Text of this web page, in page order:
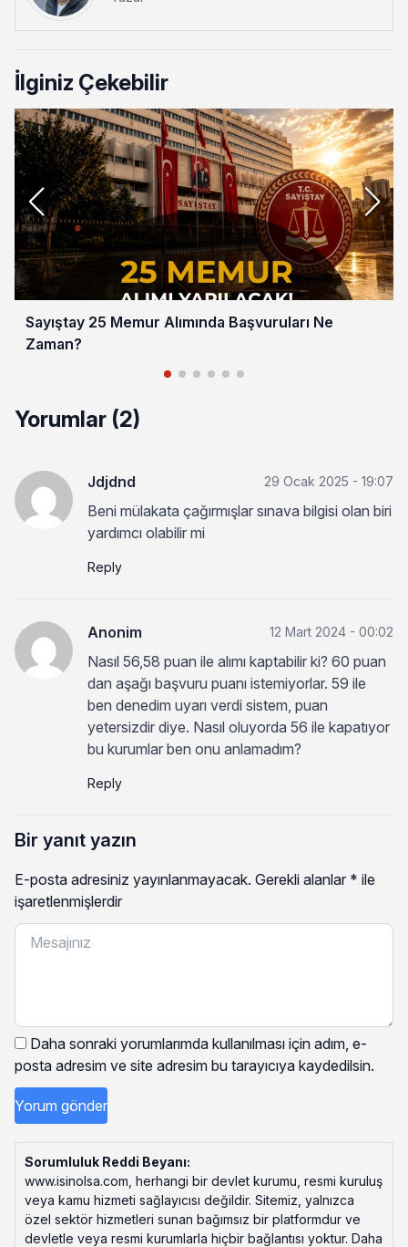
İlginiz Çekebilir
Sayıştay 25 Memur Alımında Başvuruları Ne
Zaman?
Yorumlar (2)
Jdjdnd 29 Ocak 2025 - 19:07
Beni mülakata çağırmışlar sınava bilgisi olan biri
yardımcı olabilir mi
Reply
Anonim 12 Mart 2024 - 00:02
Nasıl 56,58 puan ile alımı kaptabilir ki? 60 puan
dan aşağı başvuru puanı istemiyorlar. 59 ile
ben denedim uyarı verdi sistem, puan
yetersizdir diye. Nasıl oluyorda 56 ile kapatıyor
bu kurumlar ben onu anlamadım?
Reply
Bir yanıt yazın
E-posta adresiniz yayınlanmayacak. Gerekli alanlar * ile
işaretlenmişlerdir
Daha sonraki yorumlarımda kullanılması için adım, e-
posta adresim ve site adresim bu tarayıcıya kaydedilsin.
Sorumluluk Reddi Beyanı:
www.isinolsa.com, herhangi bir devlet kurumu, resmi kuruluş
veya kamu hizmeti sağlayıcısı değildir. Sitemiz, yalnızca
özel sektör hizmetleri sunan bağımsız bir platformdur ve
devletle veya resmi kurumlarla hiçbir bağlantısı yoktur. Daha